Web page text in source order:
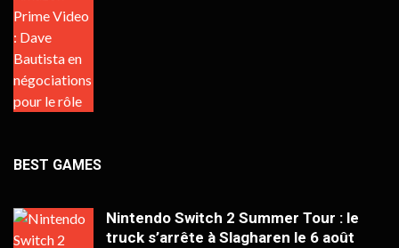
BEST GAMES
Nintendo Switch 2 Summer Tour : le
truck s’arrête à Slagharen le 6 août